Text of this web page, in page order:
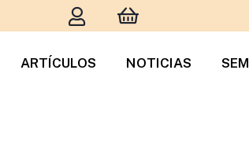
ARTÍCULOS NOTICIAS